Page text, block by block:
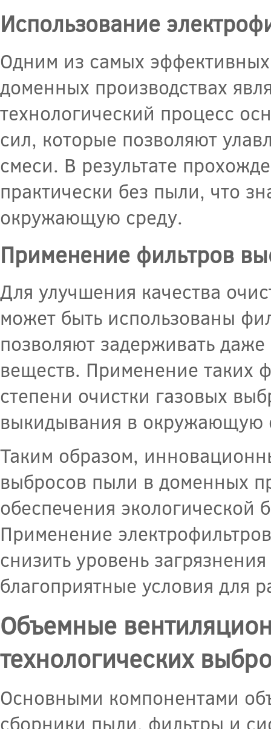
Использование
Одним из самых
доменных производствах
технологический процесс
сил, которые позволяют
смеси. В результате
практически без пыли, что
окружающую среду.
Применение фильтров
Для улучшения качества
может быть использованы
позволяют задерживать
веществ. Применение таких
степени очистки газовых
выкидывания в окружающую
Таким образом,
выбросов пыли в доменных
обеспечения экологической
Применение
снизить уровень
благоприятные условия для
Объемные
технологических
Основными компонентами
сборники пыли, фильтры и